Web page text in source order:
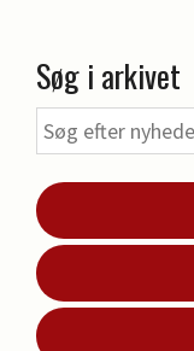
Søg i arkivet